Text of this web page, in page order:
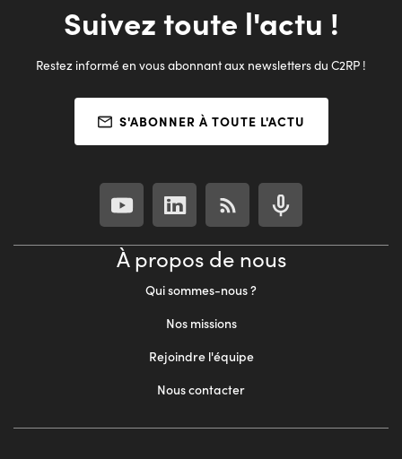
Suivez toute l'actu !
Restez informé en vous abonnant aux newsletters du C2RP !
S'ABONNER À TOUTE L'ACTU
À propos de nous
Qui sommes-nous ?
Nos missions
Rejoindre l'équipe
Nous contacter